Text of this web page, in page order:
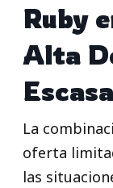
Ruby
Alta
Escasa
La
oferta
las